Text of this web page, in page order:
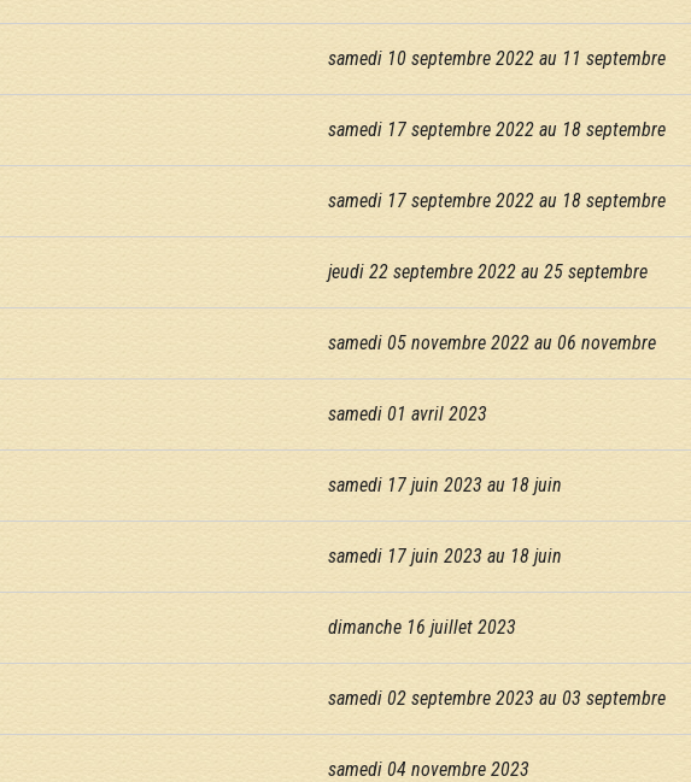
samedi 10 septembre 2022 au 11 septembre
samedi 17 septembre 2022 au 18 septembre
samedi 17 septembre 2022 au 18 septembre
jeudi 22 septembre 2022 au 25 septembre
samedi 05 novembre 2022 au 06 novembre
samedi 01 avril 2023
samedi 17 juin 2023 au 18 juin
samedi 17 juin 2023 au 18 juin
dimanche 16 juillet 2023
samedi 02 septembre 2023 au 03 septembre
samedi 04 novembre 2023